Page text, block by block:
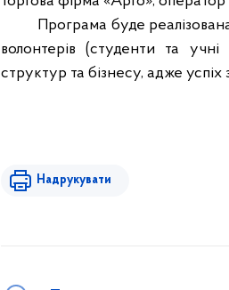
Програма буде
волонтерів (студенти та учні
структур та бізнесу, адже
Надрукувати